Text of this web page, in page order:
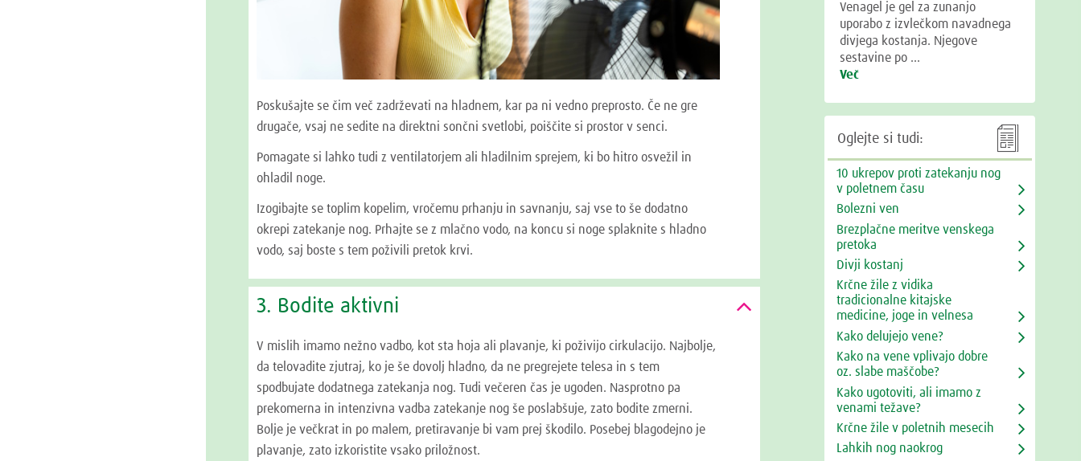
Poskušajte se čim več zadrževati na hladnem, kar pa ni vedno preprosto. Če ne gre
drugače, vsaj ne sedite na direktni sončni svetlobi, poiščite si prostor v senci.
Pomagate si lahko tudi z ventilatorjem ali hladilnim sprejem, ki bo hitro osvežil in
ohladil noge.
Izogibajte se toplim kopelim, vročemu prhanju in savnanju, saj vse to še dodatno
okrepi zatekanje nog. Prhajte se z mlačno vodo, na koncu si noge splaknite s hladno
vodo, saj boste s tem poživili pretok krvi.
3. Bodite aktivni
V mislih imamo nežno vadbo, kot sta hoja ali plavanje, ki poživijo cirkulacijo. Najbolje,
da telovadite zjutraj, ko je še dovolj hladno, da ne pregrejete telesa in s tem
spodbujate dodatnega zatekanja nog. Tudi večeren čas je ugoden. Nasprotno pa
prekomerna in intenzivna vadba zatekanje nog še poslabšuje, zato bodite zmerni.
Bolje je večkrat in po malem, pretiravanje bi vam prej škodilo. Posebej blagodejno je
plavanje, zato izkoristite vsako priložnost.
Venagel je gel za zunanjo
uporabo z izvlečkom navadnega
divjega kostanja. Njegove
sestavine po …
Več

Oglejte si tudi:
10 ukrepov proti zatekanju nog
v poletnem času
Bolezni ven
Brezplačne meritve venskega
pretoka
Divji kostanj
Krčne žile z vidika
tradicionalne kitajske
medicine, joge in velnesa
Kako delujejo vene?
Kako na vene vplivajo dobre
oz. slabe maščobe?
Kako ugotoviti, ali imamo z
venami težave?
Krčne žile v poletnih mesecih
Lahkih nog naokrog